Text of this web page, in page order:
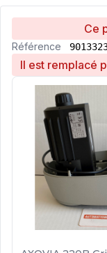
Ce
Référence
Il est remplacé